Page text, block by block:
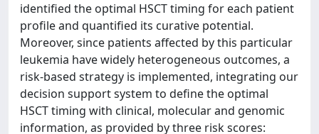
identified the optimal HSCT timing for each patient
profile and quantified its curative potential.
Moreover, since patients affected by this particular
leukemia have widely heterogeneous outcomes, a
risk-based strategy is implemented, integrating our
decision support system to define the optimal
HSCT timing with clinical, molecular and genomic
information, as provided by three risk scores: